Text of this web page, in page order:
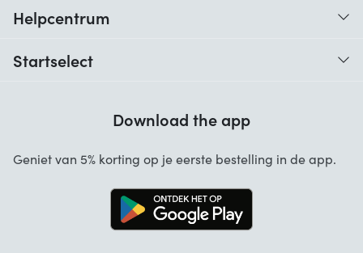
Helpcentrum
Startselect
Startselect App
Download the app
Geniet van 5% korting op je eerste bestelling in de app.